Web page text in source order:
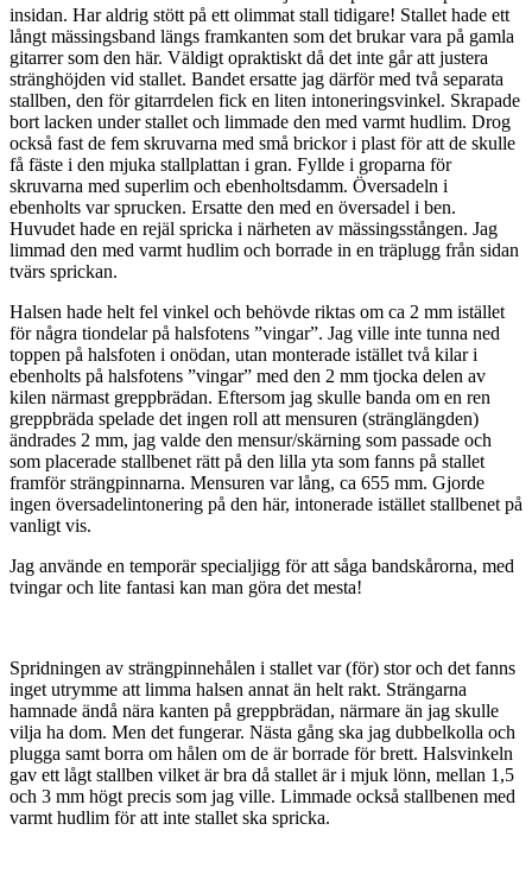
insidan. Har aldrig stött på ett olimmat stall tidigare! Stallet hade ett
långt mässingsband längs framkanten som det brukar vara på gamla
gitarrer som den här. Väldigt opraktiskt då det inte går att justera
stränghöjden vid stallet. Bandet ersatte jag därför med två separata
stallben, den för gitarrdelen fick en liten intoneringsvinkel. Skrapade
bort lacken under stallet och limmade den med varmt hudlim. Drog
också fast de fem skruvarna med små brickor i plast för att de skulle
få fäste i den mjuka stallplattan i gran. Fyllde i groparna för
skruvarna med superlim och ebenholtsdamm. Översadeln i
ebenholts var sprucken. Ersatte den med en översadel i ben.
Huvudet hade en rejäl spricka i närheten av mässingsstången. Jag
limmad den med varmt hudlim och borrade in en träplugg från sidan
tvärs sprickan.
Halsen hade helt fel vinkel och behövde riktas om ca 2 mm istället
för några tiondelar på halsfotens ”vingar”. Jag ville inte tunna ned
toppen på halsfoten i onödan, utan monterade istället två kilar i
ebenholts på halsfotens ”vingar” med den 2 mm tjocka delen av
kilen närmast greppbrädan. Eftersom jag skulle banda om en ren
greppbräda spelade det ingen roll att mensuren (stränglängden)
ändrades 2 mm, jag valde den mensur/skärning som passade och
som placerade stallbenet rätt på den lilla yta som fanns på stallet
framför strängpinnarna. Mensuren var lång, ca 655 mm. Gjorde
ingen översadelintonering på den här, intonerade istället stallbenet på
vanligt vis.
Jag använde en temporär specialjigg för att såga bandskårorna, med
tvingar och lite fantasi kan man göra det mesta!
Spridningen av strängpinnehålen i stallet var (för) stor och det fanns
inget utrymme att limma halsen annat än helt rakt. Strängarna
hamnade ändå nära kanten på greppbrädan, närmare än jag skulle
vilja ha dom. Men det fungerar. Nästa gång ska jag dubbelkolla och
plugga samt borra om hålen om de är borrade för brett. Halsvinkeln
gav ett lågt stallben vilket är bra då stallet är i mjuk lönn, mellan 1,5
och 3 mm högt precis som jag ville. Limmade också stallbenen med
varmt hudlim för att inte stallet ska spricka.